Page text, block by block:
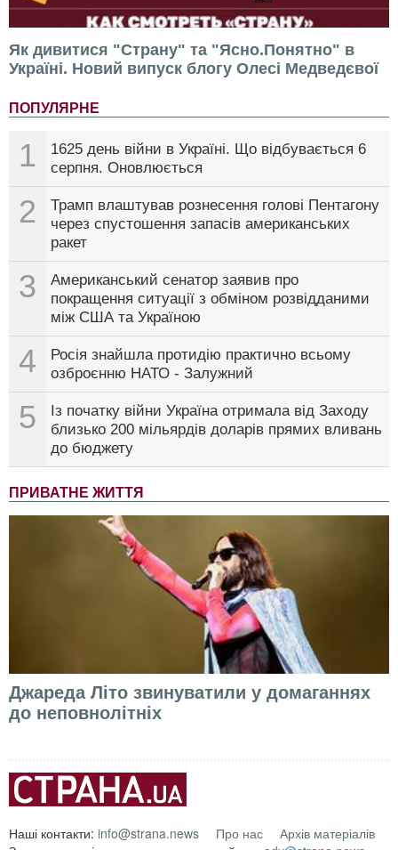
Як дивитися "Страну" та "Ясно.Понятно" в
Україні. Новий випуск блогу Олесі Медведєвої
ПОПУЛЯРНЕ
1
1625 день війни в Україні. Що відбувається 6
серпня. Оновлюється
2
Трамп влаштував рознесення голові Пентагону
через спустошення запасів американських
ракет
3
Американський сенатор заявив про
покращення ситуації з обміном розвідданими
між США та Україною
4
Росія знайшла протидію практично всьому
озброєнню НАТО - Залужний
5
Із початку війни Україна отримала від Заходу
близько 200 мільярдів доларів прямих вливань
до бюджету
ПРИВАТНЕ ЖИТТЯ
Джареда Літо звинуватили у домаганнях
до неповнолітніх
Наші контакти: info@strana.news Про нас
Архів матеріалів